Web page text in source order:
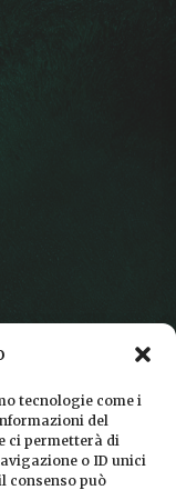
tecnologie come i
del
ci permetterà di
o ID unici
consenso può